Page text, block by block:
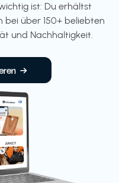
ist: Du erhältst
bei über 150+ beliebten
und Nachhaltigkeit.
→